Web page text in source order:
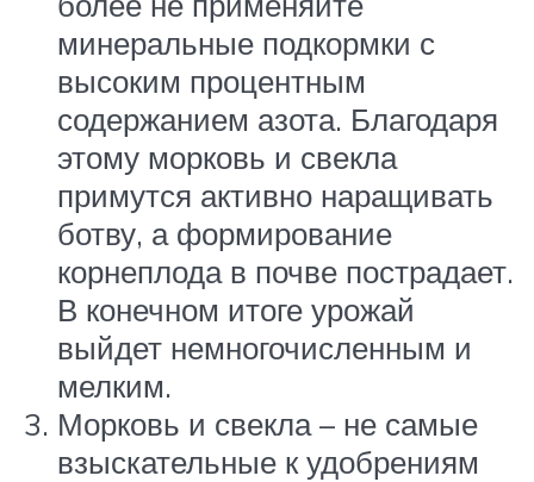
минеральные подкормки с
высоким процентным
содержанием азота. Благодаря
этому морковь и свекла
примутся активно наращивать
ботву, а формирование
корнеплода в почве пострадает.
В конечном итоге урожай
выйдет немногочисленным и
мелким.
Морковь и свекла – не самые
взыскательные к удобрениям